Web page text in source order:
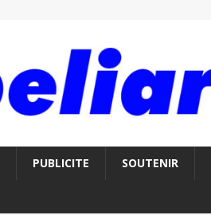
PUBLICITE SOUTENIR